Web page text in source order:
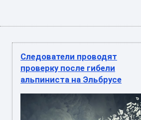
Следователи проводят
проверку после гибели
альпиниста на Эльбрусе